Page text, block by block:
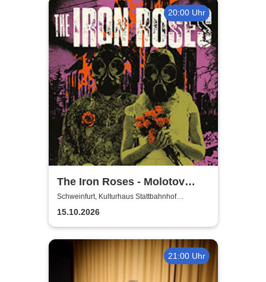
20:00 Uhr
The Iron Roses - Molotov
Nights Tour 2026
Schweinfurt, Kulturhaus Stattbahnhof
Schweinfurt
15.10.2026
21:00 Uhr